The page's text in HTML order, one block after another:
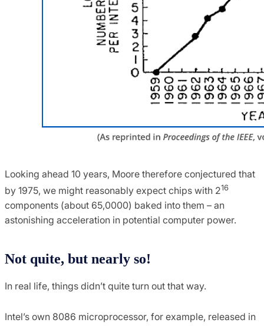
Looking ahead 10 years, Moore therefore conjectured that
by 1975, we might reasonably expect chips with 216
components (about 65,0000) baked into them – an
astonishing acceleration in potential computer power.
Not quite, but nearly so!
In real life, things didn’t quite turn out that way.
Intel’s own 8086 microprocessor, for example, released in